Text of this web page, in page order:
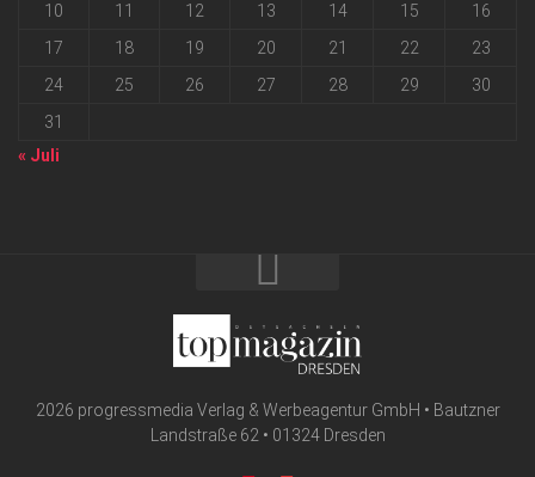
10
11 12 13 14 15
16
17
18 19 20 21 22
23
24
25 26 27 28 29
30
31
« Juli
2026 progressmedia Verlag & Werbeagentur GmbH • Bautzner
Landstraße 62 • 01324 Dresden